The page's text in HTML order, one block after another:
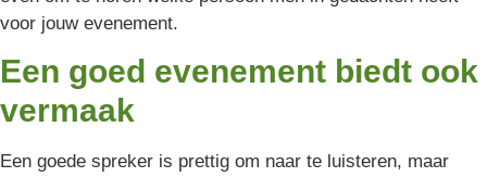
voor jouw evenement.
Een goed evenement biedt ook
vermaak
Een goede spreker is prettig om naar te luisteren, maar